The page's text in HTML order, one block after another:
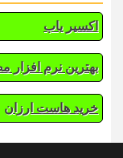
اکسیر یاب
بهترین نرم افزار
خرید هاست ارزان